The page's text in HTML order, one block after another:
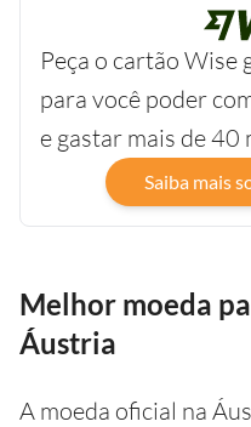
Peça o cartão
para você poder
e gastar mais de 40
Saiba mais
Melhor moeda
Áustria
A moeda oficial na